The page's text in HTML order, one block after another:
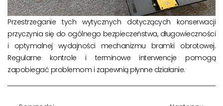
Przestrzeganie tych wytycznych dotyczących konserwacji
przyczynia się do ogólnego bezpieczeństwa, długowieczności
i optymalnej wydajności mechanizmu bramki obrotowej.
Regularne kontrole i terminowe interwencje pomogą
zapobiegać problemom i zapewnią płynne działanie.